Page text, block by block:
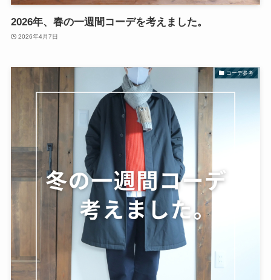
2026年、春の一週間コーデを考えました。
2026年4月7日
コーデ参考